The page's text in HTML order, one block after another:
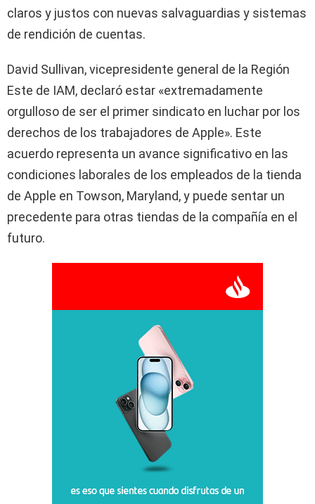
claros y justos con nuevas salvaguardias y sistemas
de rendición de cuentas.
David Sullivan, vicepresidente general de la Región
Este de IAM, declaró estar «extremadamente
orgulloso de ser el primer sindicato en luchar por los
derechos de los trabajadores de Apple». Este
acuerdo representa un avance significativo en las
condiciones laborales de los empleados de la tienda
de Apple en Towson, Maryland, y puede sentar un
precedente para otras tiendas de la compañía en el
futuro.